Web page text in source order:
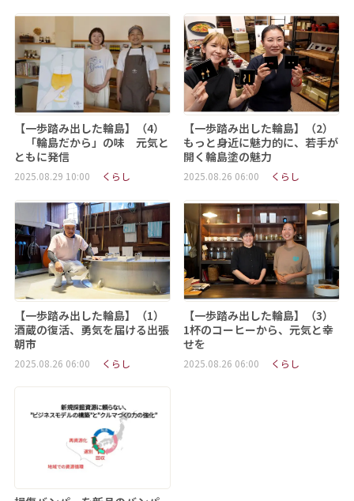
【一歩踏み出した輪島】（4）
「輪島だから」の味 元気と
ともに発信
2025.08.29 10:00 くらし
【一歩踏み出した輪島】（2）
もっと身近に魅力的に、若手が
開く輪島塗の魅力
2025.08.26 06:00 くらし
【一歩踏み出した輪島】（1）
酒蔵の復活、勇気を届ける出張
朝市
2025.08.26 06:00 くらし
【一歩踏み出した輪島】（3）
1杯のコーヒーから、元気と幸
せを
2025.08.26 06:00 くらし